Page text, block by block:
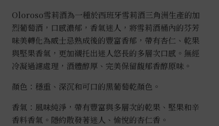
原
酒
0.7L
數
量
Oloroso雪莉酒為一種於西班牙雪莉酒三角洲生產的加
烈葡萄酒，口感濃郁，香氣迷人，將雪莉酒桶內的芬芳
味美轉化為威士忌熟成後的豐富香郁，帶有杏仁、乾果
與堅果香氣，更加襯托出迷人悠長的多層次口感。無經
冷凝過濾處理，酒體醇厚、完美保留馥郁香醇原味。
顏色：穩重、深沉和可口的黑葡萄乾顏色。
香氣：風味純淨，帶有豐富與多層次的乾果、堅果和辛
香料香氣。隱約散發著迷人、愉悅的杏仁香。